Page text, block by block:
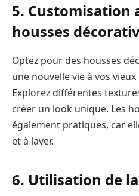
5. Customisation
housses
Optez pour des housses
une nouvelle vie à vos
Explorez différentes
créer un look unique. Les
également pratiques, car
et à laver.
6. Utilisation de